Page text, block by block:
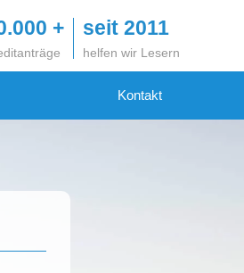
+ seit 2011
helfen wir Lesern
Kontakt